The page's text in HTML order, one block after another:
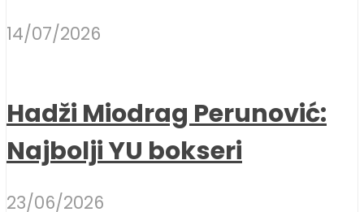
14/07/2026
Hadži Miodrag Perunović:
Najbolji YU bokseri
23/06/2026